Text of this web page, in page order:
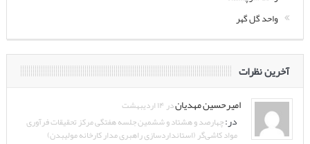
واحد گل گهر
آخرین نظرات
امیرحسین مهدیاندر ۱۴ اردیبهشت
در:چهارصد و هشتاد و ششمین جلسه هفتگی مرکز تحقیقات فرآوری
مواد کاشی‌گر (استانداردسازی راهبری مدار کارخانه مولیبدن)